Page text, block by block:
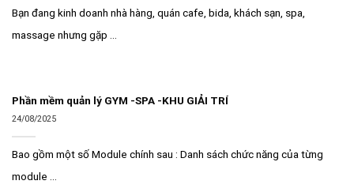
Bạn đang kinh doanh nhà hàng, quán cafe, bida, khách sạn, spa,
massage nhưng gặp ...
Phần mềm quản lý GYM -SPA -KHU GIẢI TRÍ
24/08/2025
Bao gồm một số Module chính sau : Danh sách chức năng của từng
module ...